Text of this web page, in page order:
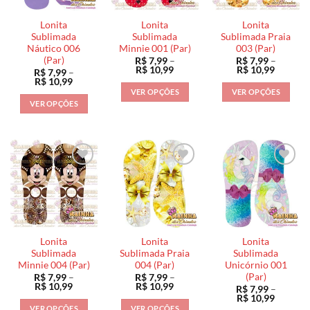
ser
escolhidas
na
página
do
produto
podem
ser
escolhidas
na
página
do
produto
ser
escolhidas
na
página
do
produto
Lonita
Sublimada
Náutico 006
(Par)
R$7,99 –
R$ 10,99Faixa
preço:
R$ 7,99
através
VER OPÇÕES
tem
várias
variantes.
As
opções
podem
ser
escolhidas
na
página
do
Lonita
Sublimada
Minnie 001 (Par)
R$7,99 –
R$ 10,99Faixa
preço:
R$ 7,99
através
VER OPÇÕES
várias
variantes.
As
opções
podem
ser
escolhidas
na
página
do
produto
Lonita
Sublimada Praia
003 (Par)
R$7,99 –
R$ 10,99Faixa
preço:
R$ 7,99
através
VER OPÇÕES
várias
variantes.
As
opções
podem
ser
escolhidas
na
página
do
produto
Lonita
Sublimada
Minnie 004 (Par)
R$7,99 –
R$ 10,99Faixa
preço:
Lonita
Sublimada Praia
004 (Par)
R$7,99 –
R$ 10,99Faixa
preço:
Lonita
Sublimada
Unicórnio 001
(Par)
R$7,99 –
R$ 10,99Faixa